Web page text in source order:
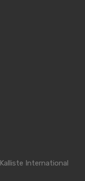
Kalliste International